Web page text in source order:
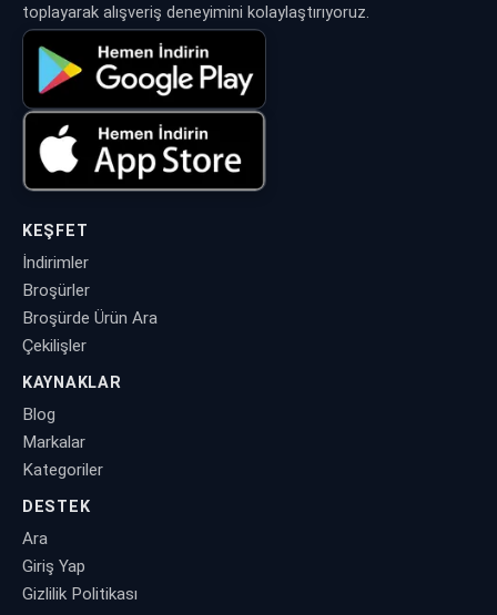
toplayarak alışveriş deneyimini kolaylaştırıyoruz.
KEŞFET
İndirimler
Broşürler
Broşürde Ürün Ara
Çekilişler
KAYNAKLAR
Blog
Markalar
Kategoriler
DESTEK
Ara
Giriş Yap
Gizlilik Politikası